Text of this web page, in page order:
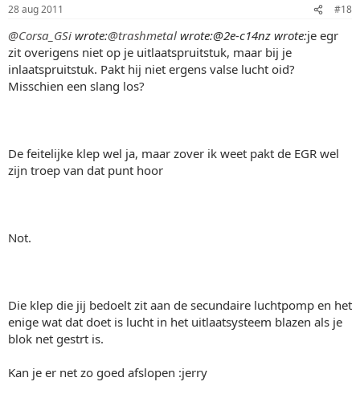
28 aug 2011 #18
@Corsa_GSi wrote:@trashmetal wrote:@2e-c14nz wrote:je egr
zit overigens niet op je uitlaatspruitstuk, maar bij je
inlaatspruitstuk. Pakt hij niet ergens valse lucht oid?
Misschien een slang los?
De feitelijke klep wel ja, maar zover ik weet pakt de EGR wel
zijn troep van dat punt hoor
Not.
Die klep die jij bedoelt zit aan de secundaire luchtpomp en het
enige wat dat doet is lucht in het uitlaatsysteem blazen als je
blok net gestrt is.
Kan je er net zo goed afslopen :jerry